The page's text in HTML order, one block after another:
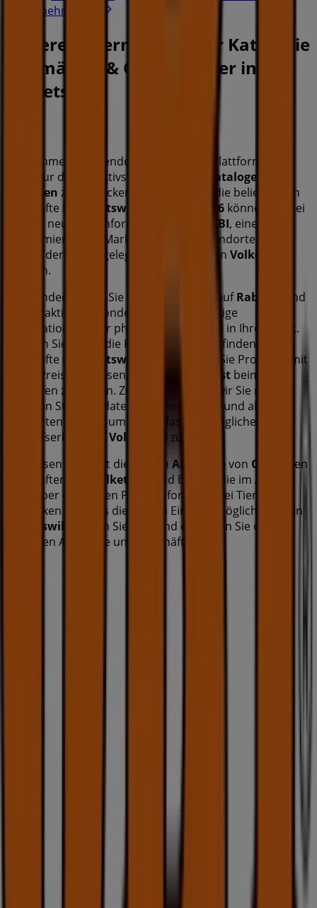
Zeige mehr Städte
Andere Unternehmen der Kategorie
Baumärkte & Gartencenter in
Volketswil
Willkommen bei Tiendeo, Ihrer besten Plattform, um
nicht nur die attraktivsten
Kataloge
Aktionen zu entdecken, sondern auch die beliebtesten
Geschäfte in
Volketswil August 2026 können Sie bei
uns die neuesten Informationen über
OBI, eine der
renommiertesten Marken, sowie die Standorte und
Details der nächstgelegenen Geschäfte in Volketswil
abrufen.
Mit Tiendeo haben Sie nicht nur Zugriff aufRabatte
und
Sonderaktionen, sondern auch auf wichtige
Informationen über physische Geschäfte in Ihrer Stadt.
Blättern Sie durch die Kataloge von
, finden Sie
Geschäfte in
Volketswil
und entdecken Sie Produkte mit
tollen Preisnachlässen, um diesen
August beim
Einkaufen zu sparen. Zudem versorgen wir Sie mit
genauen Standortdaten, Öffnungszeiten und allen
relevanten Details, um Ihnen das bestmögliche
Einkaufserlebnis in Volketswil
zu bieten.
Verpassen Sie nicht die besten Angebotevon OBI
in den
Geschäften von
Volketswil und bleiben Sie im August
über die besten Preise informiert. Bei Tiendeo
entdecken Sie stets die besten Einkaufsmöglichkeiten in
Volketswil . Starten Sie jetzt und erkunden Sie die
neuesten Angebote und Geschäfte!